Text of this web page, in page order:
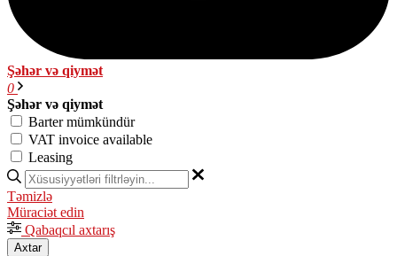
Şəhər və qiymət
0
Şəhər və qiymət
Barter mümkündür
VAT invoice available
Leasing
Təmizlə
Müraciət edin
Qabaqcıl axtarış
Axtar